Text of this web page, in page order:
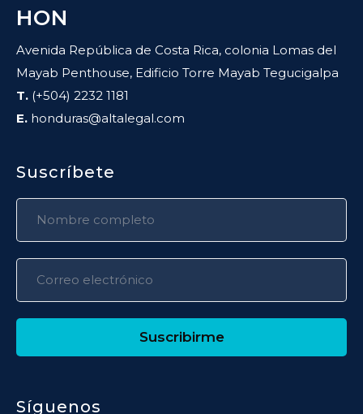
HON
Avenida República de Costa Rica, colonia Lomas del
Mayab Penthouse, Edificio Torre Mayab Tegucigalpa
T. (+504) 2232 1181
E. honduras@altalegal.com
Suscríbete
Suscribirme
Síguenos